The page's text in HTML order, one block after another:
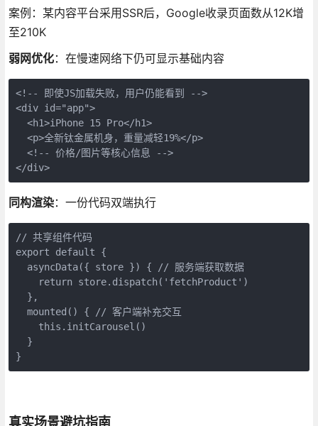
案例：某内容平台采用SSR后，Google收录页面数从12K增
至210K
弱网优化：在慢速网络下仍可显示基础内容
<!-- 即使JS加载失败，用户仍能看到 -->
<div id="app">
  <h1>iPhone 15 Pro</h1>
  <p>全新钛金属机身，重量减轻19%</p>
  <!-- 价格/图片等核心信息 -->
</div>
同构渲染：一份代码双端执行
// 共享组件代码
export default {
  asyncData({ store }) { // 服务端获取数据
    return store.dispatch('fetchProduct')
  },
  mounted() { // 客户端补充交互
    this.initCarousel()
  }
}
真实场景避坑指南